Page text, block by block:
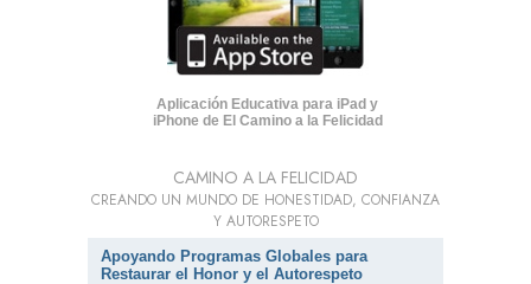
Aplicación Educativa para iPad y
iPhone de El Camino a la Felicidad
CAMINO A LA FELICIDAD
CREANDO UN MUNDO DE HONESTIDAD, CONFIANZA
Y AUTORESPETO
Apoyando Programas Globales para
Restaurar el Honor y el Autorespeto